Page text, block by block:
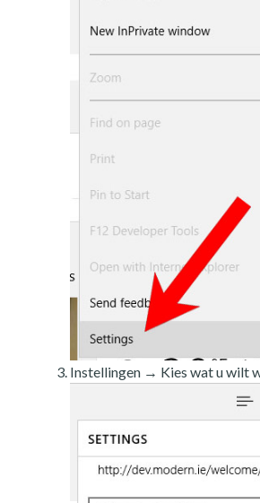
Instellingen → Kies wat u wilt